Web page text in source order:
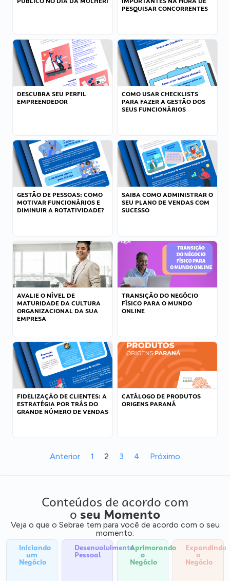
PESQUISAR CONCORRENTES
DESCUBRA SEU PERFIL
EMPREENDEDOR
COMO USAR CHECKLISTS
PARA FAZER A GESTÃO DOS
SEUS FUNCIONÁRIOS
GESTÃO DE PESSOAS: COMO
MOTIVAR FUNCIONÁRIOS E
DIMINUIR A ROTATIVIDADE?
SAIBA COMO ADMINISTRAR O
SEU PLANO DE VENDAS COM
SUCESSO
AVALIE O NÍVEL DE
MATURIDADE DA CULTURA
ORGANIZACIONAL DA SUA
EMPRESA
TRANSIÇÃO DO NEGÓCIO
FÍSICO PARA O MUNDO
ONLINE
FIDELIZAÇÃO DE CLIENTES: A
ESTRATÉGIA POR TRÁS DO
GRANDE NÚMERO DE VENDAS
CATÁLOGO DE PRODUTOS
ORIGENS PARANÁ
Anterior 1 2 3 4 Próximo
Conteúdos de acordo com
o seu Momento
Veja o que o Sebrae tem para você de acordo com o seu
momento:
Iniciando
um
Negócio
Desenvolvimento
Pessoal
Aprimorando
o
Negócio
Expandindo
o
Negócio